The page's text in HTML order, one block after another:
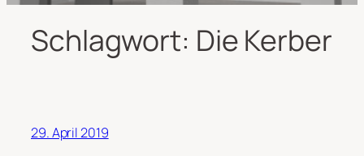
Schlagwort: Die Kerber
29. April 2019